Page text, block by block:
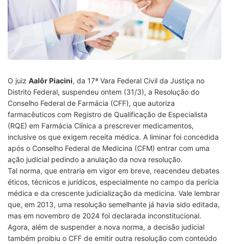
O juiz Aalôr Piacini, da 17ª Vara Federal Civil da Justiça no
Distrito Federal, suspendeu ontem (31/3), a Resolução do
Conselho Federal de Farmácia (CFF), que autoriza
farmacêuticos com Registro de Qualificação de Especialista
(RQE) em Farmácia Clínica a prescrever medicamentos,
inclusive os que exigem receita médica. A liminar foi concedida
após o Conselho Federal de Medicina (CFM) entrar com uma
ação judicial pedindo a anulação da nova resolução.
Tal norma, que entraria em vigor em breve, reacendeu debates
éticos, técnicos e jurídicos, especialmente no campo da perícia
médica e da crescente judicialização da medicina. Vale lembrar
que, em 2013, uma resolução semelhante já havia sido editada,
mas em novembro de 2024 foi declarada inconstitucional.
Agora, além de suspender a nova norma, a decisão judicial
também proibiu o CFF de emitir outra resolução com conteúdo